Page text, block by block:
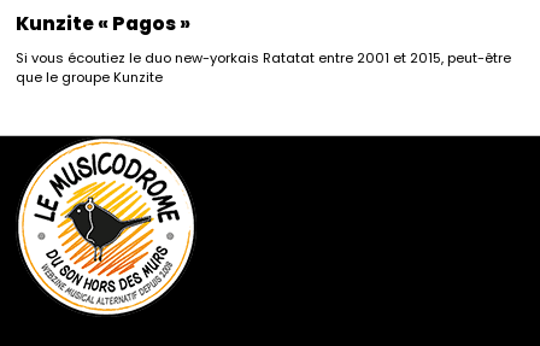
Kunzite « Pagos »
Si vous écoutiez le duo new-yorkais Ratatat entre 2001 et 2015, peut-être
que le groupe Kunzite